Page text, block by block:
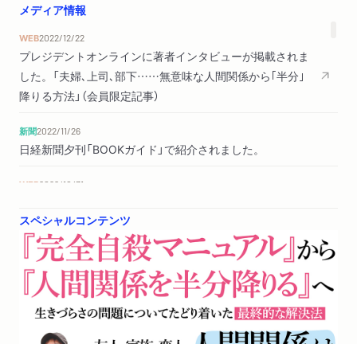
メディア情報
WEB2022/12/22
プレジデントオンラインに著者インタビューが掲載されま
した。「夫婦､上司､部下……無意味な人間関係から｢半分｣
降りる方法」（会員限定記事）
新聞2022/11/26
日経新聞夕刊「BOOKガイド」で紹介されました。
WEB2022/10/31
派書店に聞いた、今おすすめの本。蟹ブックスがおすす
め！ この秋、読みたい 2冊」（店主・花田菜々子さん）
雑誌 2022/10/28
「プレジデント」11/18号に著者が寄稿しました。「友達は多いほ
うが幸せ―世の中の美徳は幻想だらけ 夫婦も上司部下も、疲
れる人間関係からうまく降りる方法」
スペシャルコンテンツ